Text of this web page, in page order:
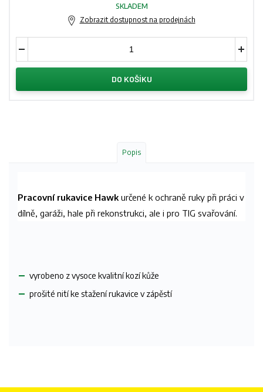
SKLADEM
Zobrazit dostupnost na prodejnách
DO KOŠÍKU
Popis
Pracovní rukavice Hawk určené k ochraně ruky při práci v
dílně, garáži, hale při rekonstrukci, ale i pro TIG svařování.
vyrobeno z vysoce kvalitní kozí kůže
prošité nití ke stažení rukavice v zápěstí